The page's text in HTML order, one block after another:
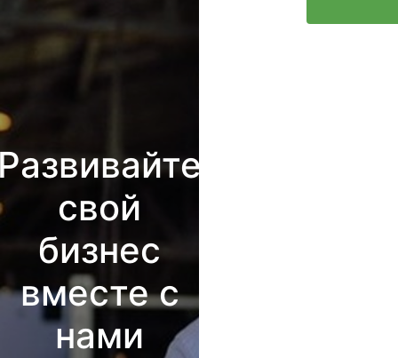
свой
бизнес
вместе с
нами